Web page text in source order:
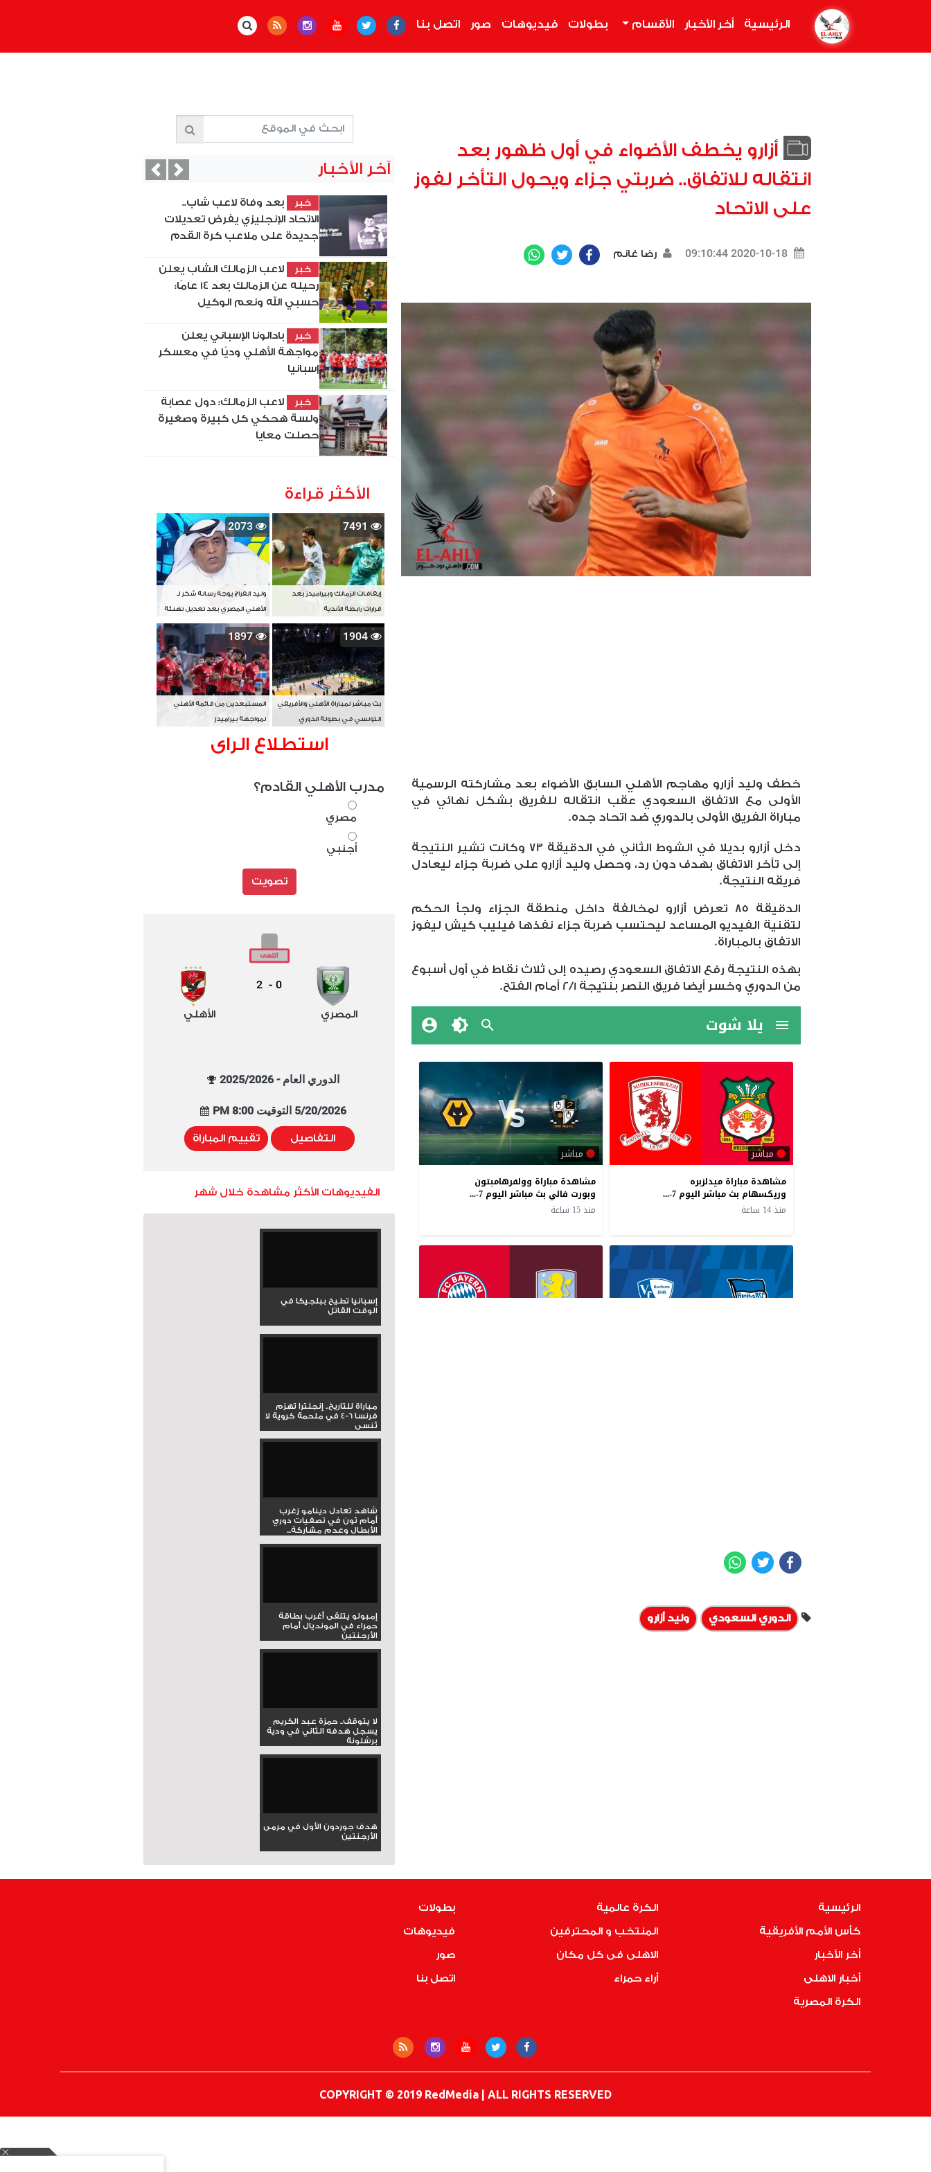
الرئيسية أخر الأخبار الأقسام بطولات فيديوهات صور اتصل بنا
أزارو يخطف الأضواء في أول ظهور بعد
انتقاله للاتفاق.. ضربتي جزاء ويحول التأخر لفوز
على الاتحاد
2020-10-18 09:10:44 رضا غانم Facebook
Twitter
خطف وليد أزارو مهاجم الأهلي السابق الأضواء بعد مشاركته الرسمية
الأولى مع الاتفاق السعودي عقب انتقاله للفريق بشكل نهائي في
مباراة الفريق الأولى بالدوري ضد اتحاد جده.
دخل أزارو بديلا في الشوط الثاني في الدقيقة 73 وكانت تشير النتيجة
إلى تأخر الاتفاق بهدف دون رد، وحصل وليد أزارو على ضربة جزاء ليعادل
فريقه النتيجة.
الدقيقة 85 تعرض أزارو لمخالفة داخل منطقة الجزاء ولجأ الحكم
لتقنية الفيديو المساعد ليحتسب ضربة جزاء نفذها فيليب كيش ليفوز
الاتفاق بالمباراة.
بهذه النتيجة رفع الاتفاق السعودي رصيده إلى ثلاث نقاط في أول أسبوع
من الدوري وخسر أيضا فريق النصر بنتيجة 2/1 أمام الفتح.
Facebook
Twitter
الدوري السعودي وليد أزارو
آخر الأخبار
خبر
بعد وفاة لاعب شاب..
الاتحاد الإنجليزي يفرض تعديلات
جديدة على ملاعب كرة القدم
خبر
لاعب الزمالك الشاب يعلن
رحيله عن الزمالك بعد 14 عامًا:
حسبي الله ونعم الوكيل
خبر
بادالونا الإسباني يعلن
مواجهة الأهلي وديًا في معسكر
إسبانيا
خبر
لاعب الزمالك: دول عصابة
ولسة هحكي كل كبيرة وصغيرة
حصلت معايا
PreviousNext
الأكثر قراءة
7491
إيقافات الزمالك وبيراميدز بعد
قرارات رابطة الأندية
2073
وليد الفراج يوجه رسالة شكر لـ
الأهلي المصري بعد تعديل تهنئة
بطل آسيا
1904
بث مباشر لمباراة الأهلي والأفريقي
التونسي في بطولة الدوري
1897
المستبعدين من قائمة الأهلي
لمواجهة بيراميدز
استطلاع الراى
مدرب الأهلي القادم؟
مصري
أجنبي
تصويت
المصري
0
-
2
الأهلي
الدوري العام - 2025/2026
5/20/2026 التوقيت 8:00 PM
التفاصيل تقييم المباراة
الفيديوهات الأكثر مشاهدة خلال شهر
إسبانيا تطيح ببلجيكا في
الوقت القاتل
مباراة للتاريخ.. إنجلترا تهزم
فرنسا 6-4 في ملحمة كروية لا
تُنسى
شاهد تعادل دينامو زغرب
أمام ثون في تصفيات دوري
الأبطال وعدم مشاركة...
إمبولو يتلقى أغرب بطاقة
حمراء في المونديال أمام
الأرجنتين
لا يتوقف.. حمزة عبد الكريم
يسجل هدفه الثاني في ودية
برشلونة
هدف جوردون الأول في مرمى
الأرجنتين
الرئيسية
كأس الأمم الأفريقية
أخر الأخبار
أخبار الاهلى
الكرة المصرية
الكرة عالمية
المنتخب و المحترفين
الاهلى فى كل مكان
أراء حمراء
بطولات
فيديوهات
صور
اتصل بنا
COPYRIGHT © 2019 RedMedia | ALL RIGHTS RESERVED